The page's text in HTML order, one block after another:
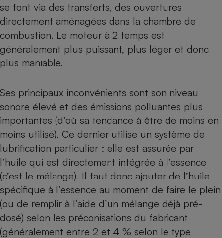
se font via des transferts, des ouvertures
directement aménagées dans la chambre de
combustion. Le moteur à 2 temps est
généralement plus puissant, plus léger et donc
plus maniable.
Ses principaux inconvénients sont son niveau
sonore élevé et des émissions polluantes plus
importantes (d’où sa tendance à être de moins en
moins utilisé). Ce dernier utilise un système de
lubrification particulier : elle est assurée par
l’huile qui est directement intégrée à l’essence
(c’est le mélange). Il faut donc ajouter de l’huile
spécifique à l’essence au moment de faire le plein
(ou de remplir à l’aide d’un mélange déjà pré-
dosé) selon les préconisations du fabricant
(généralement entre 2 et 4 % selon le type